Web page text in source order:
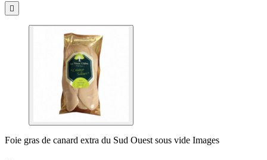

Foie gras de canard extra du Sud Ouest sous vide Images